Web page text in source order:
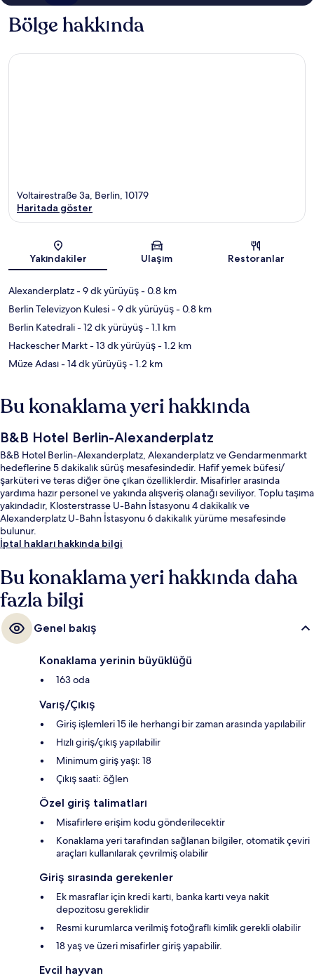
Bölge hakkında
Harita
Voltairestraße 3a, Berlin, 10179
Haritada göster
Yakındakiler Ulaşım Restoranlar
Alexanderplatz- 9 dk yürüyüş- 0.8 km
Berlin Televizyon Kulesi- 9 dk yürüyüş- 0.8 km
Berlin Katedrali- 12 dk yürüyüş- 1.1 km
Hackescher Markt- 13 dk yürüyüş- 1.2 km
Müze Adası- 14 dk yürüyüş- 1.2 km
Bu konaklama yeri hakkında
B&B Hotel Berlin-Alexanderplatz
B&B Hotel Berlin-Alexanderplatz, Alexanderplatz ve Gendarmenmarkt
hedeflerine 5 dakikalık sürüş mesafesindedir. Hafif yemek büfesi/
şarküteri ve teras diğer öne çıkan özelliklerdir. Misafirler arasında
yardıma hazır personel ve yakında alışveriş olanağı seviliyor. Toplu taşıma
yakındadır, Klosterstrasse U-Bahn İstasyonu 4 dakikalık ve
Alexanderplatz U-Bahn İstasyonu 6 dakikalık yürüme mesafesinde
bulunur.
İptal hakları hakkında bilgi
Bu konaklama yeri hakkında daha
fazla bilgi
Genel bakış
Konaklama yerinin büyüklüğü
163 oda
Varış/Çıkış
Giriş işlemleri 15 ile herhangi bir zaman arasında yapılabilir
Hızlı giriş/çıkış yapılabilir
Minimum giriş yaşı: 18
Çıkış saati: öğlen
Özel giriş talimatları
Misafirlere erişim kodu gönderilecektir
Konaklama yeri tarafından sağlanan bilgiler, otomatik çeviri
araçları kullanılarak çevrilmiş olabilir
Giriş sırasında gerekenler
Ek masraflar için kredi kartı, banka kartı veya nakit
depozitosu gereklidir
Resmi kurumlarca verilmiş fotoğraflı kimlik gerekli olabilir
18 yaş ve üzeri misafirler giriş yapabilir.
Evcil hayvan